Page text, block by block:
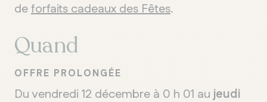
deforfaits cadeaux des Fêtes.
Quand
OFFRE PROLONGÉE
Du vendredi 12 décembre à 0 h 01 au jeudi